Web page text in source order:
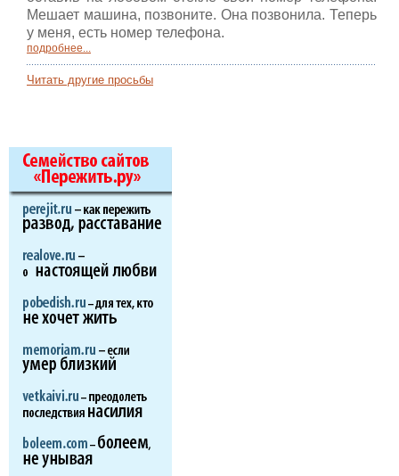
Мешает машина, позвоните. Она позвонила. Теперь
у меня, есть номер телефона.
подробнее...
Читать другие просьбы